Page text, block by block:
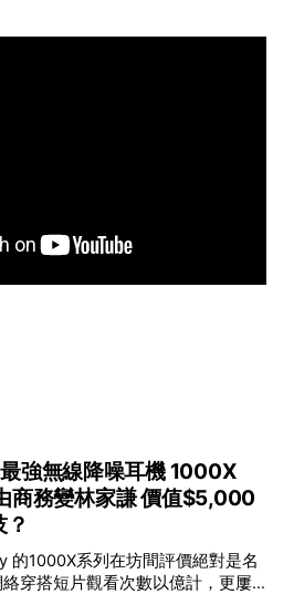
強無線降噪耳機 1000X
商務變林家謙 價值$5,000
的1000X系列在坊間評價絕對是名
穿搭短片觀看次數以億計，更屢獲